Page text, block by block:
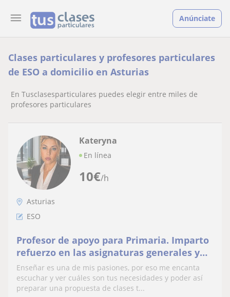
Anúnciate
Clases particulares y profesores particulares
de ESO a domicilio en Asturias
En Tusclasesparticulares puedes elegir entre miles de
profesores particulares
10€/h
Kateryna
En línea
Asturias
ESO
Profesor de apoyo para Primaria. Imparto
refuerzo en las asignaturas generales y
clases de inglés para nivel básico.
Enseñar es una de mis pasiones, por eso me encanta
escuchar y ver cuáles son tus necesidades y poder así
preparar una propuesta de clases t...